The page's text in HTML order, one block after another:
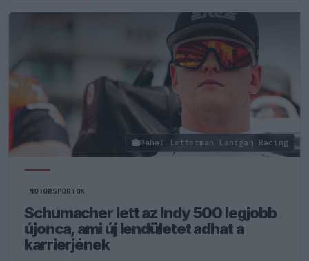
Rahal Letterman Lanigan Racing
MOTORSPORTOK
Schumacher lett az Indy 500 legjobb
újonca, ami új lendületet adhat a
karrierjének